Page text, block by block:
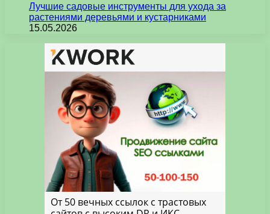
Лучшие садовые инструменты для ухода за
растениями деревьями и кустарниками
15.05.2026